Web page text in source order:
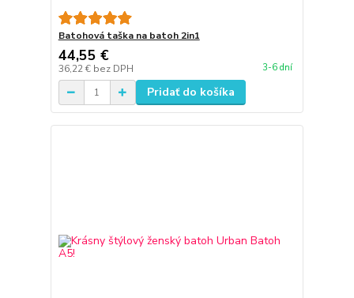
Batohová taška na batoh 2in1
44,55 €
36,22 € bez DPH 3-6 dní
Pridať do košíka